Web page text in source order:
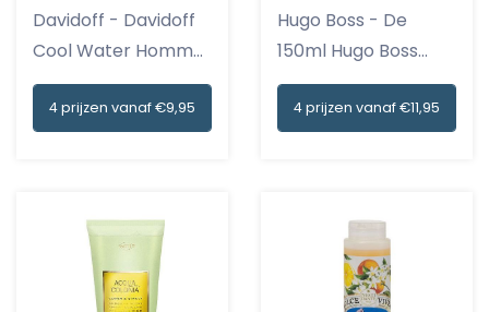
Davidoff - Davidoff
Cool Water Homme
Shower...
4 prijzen vanaf €9,95
Hugo Boss - De
150ml Hugo Boss
Bottled Show...
4 prijzen vanaf €11,95